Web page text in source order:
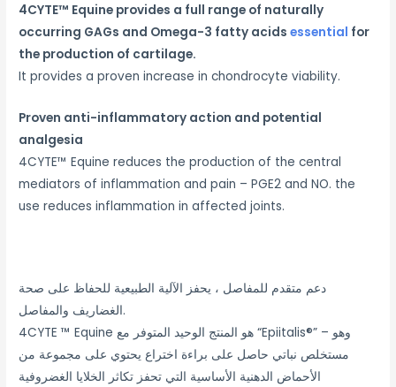
4CYTE™ Equine provides a full range of naturally
occurring GAGs and Omega-3 fatty acidsessential for
the production of cartilage.
It provides a proven increase in chondrocyte viability.
Proven anti-inflammatory action and potential
analgesia
4CYTE™ Equine reduces the production of the central
mediators of inflammation and pain – PGE2 and NO. the
use reduces inflammation in affected joints.
دعم متقدم للمفاصل ، يحفز الآلية الطبيعية للحفاظ على صحة
الغضاريف والمفاصل.
4CYTE ™ Equine هو المنتج الوحيد المتوفر مع “Epiitalis®” – وهو
مستخلص نباتي حاصل على براءة اختراع يحتوي على مجموعة من
الأحماض الدهنية الأساسية التي تحفز تكاثر الخلايا الغضروفية